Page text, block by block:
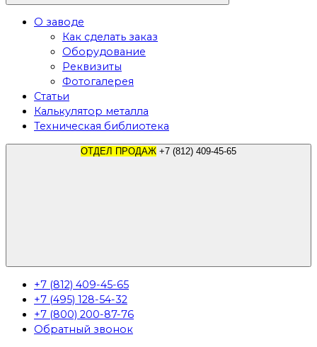
О заводе
Как сделать заказ
Оборудование
Реквизиты
Фотогалерея
Статьи
Калькулятор металла
Техническая библиотека
ОТДЕЛ ПРОДАЖ
+7 (812) 409-45-65
+7 (495) 128-54-32
+7 (800) 200-87-76
Обратный звонок